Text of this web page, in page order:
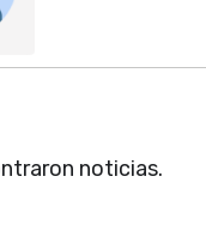
noticias.